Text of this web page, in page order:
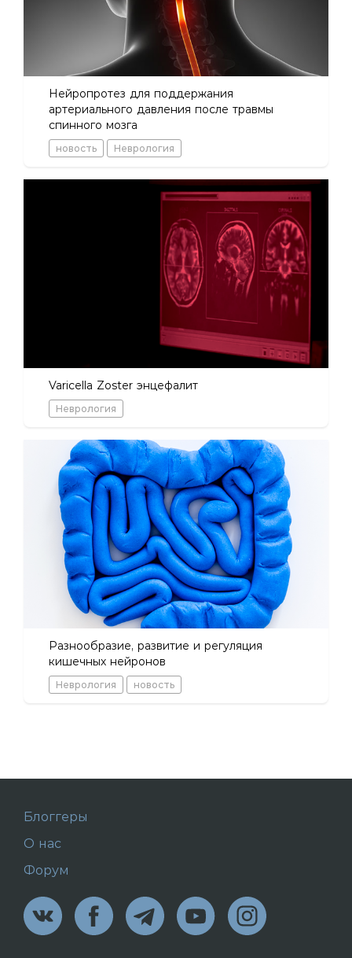
Нейропротез для поддержания
артериального давления после травмы
спинного мозга
новость Неврология
Varicella Zoster энцефалит
Неврология
Разнообразие, развитие и регуляция
кишечных нейронов
Неврология новость
Блоггеры
О нас
Форум